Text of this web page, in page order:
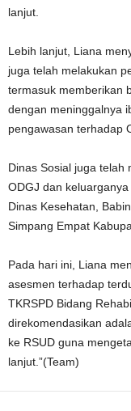
lanjut.
Lebih lanjut, Liana
juga telah melakukan
termasuk memberikan
dengan meninggalnya
pengawasan terhadap
Dinas Sosial juga telah
ODGJ dan
Dinas Kesehatan,
Simpang Empat
Pada hari ini, Liana
asesmen terhadap
TKRSPD Bidang
direkomendasikan
ke RSUD guna
lanjut.”(Team)